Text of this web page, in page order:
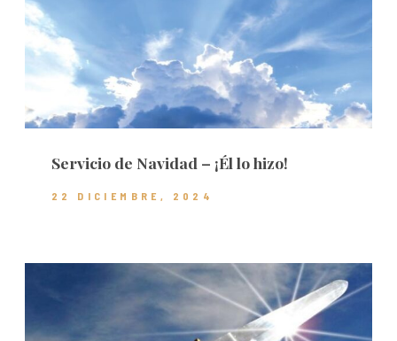
Servicio de Navidad – ¡Él lo hizo!
22 DICIEMBRE, 2024